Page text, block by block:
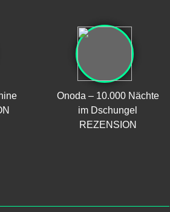
Onoda – 10.000 Nächte
im Dschungel
REZENSION